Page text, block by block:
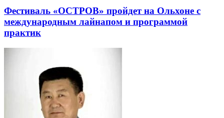
Фестиваль «ОСТРОВ» пройдет на Ольхоне с
международным лайнапом и программой
практик